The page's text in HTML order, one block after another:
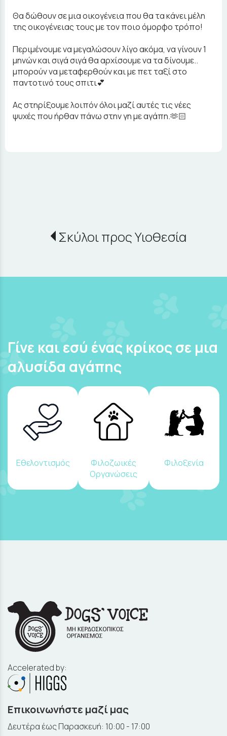
Θα δώθουν σε μια οικογένεια που θα τα κάνει μέλη
της οικογένειας τους με τον ποιο όμορφο τρόπο!
Περιμένουμε να μεγαλώσουν λίγο ακόμα, να γίνουν 1
μηνών και σιγά σιγά θα αρχίσουμε να τα δίνουμε..
μπορούν να μεταφερθούν και με πετ ταξί στο
παντοτινό τους σπιτι💕
Ας στηρίξουμε λοιπόν όλοι μαζί αυτές τις νέες
ψυχές που ήρθαν πάνω στην γη με αγάπη.🫶🏻
Σκύλοι προς Υιοθεσία
Γίνε και εσύ ένας κρίκος σε μια
αλυσίδα αγάπης
Εθελοντισμός
Φιλοζωικές
Οργανώσεις
Φιλοξενία
Accelerated by:
Επικοινωνήστε μαζί μας
Δευτέρα έως Παρασκευή: 10:00 - 17:00